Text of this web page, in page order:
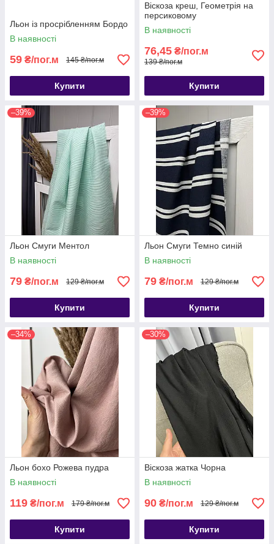
Льон із просрібленням Бордо
В наявності
59 ₴/пог.м 145 ₴/пог.м
Купити
Віскоза креш, Геометрія на
персиковому
В наявності
76,45 ₴/пог.м
139 ₴/пог.м
Купити
–39%
Льон Смуги Ментол
В наявності
79 ₴/пог.м 129 ₴/пог.м
Купити
–39%
Льон Смуги Темно синій
В наявності
79 ₴/пог.м 129 ₴/пог.м
Купити
–34%
Льон бохо Рожева пудра
В наявності
119 ₴/пог.м 179 ₴/пог.м
Купити
–30%
Віскоза жатка Чорна
В наявності
90 ₴/пог.м 129 ₴/пог.м
Купити